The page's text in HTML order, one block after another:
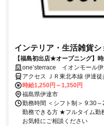
インテリア・生活雑貨シ
【福島初出店★オープニング】
やインテリア好きの方/服装自由♪
one’sterrace イオンモール
アクセス ＪＲ東北本線 伊達
時給1,250円～1,350円
福島県伊達市
勤務時間 ＜シフト制＞ 9:30
勤務できる方 ★フルタイム勤
お気軽にご相談ください